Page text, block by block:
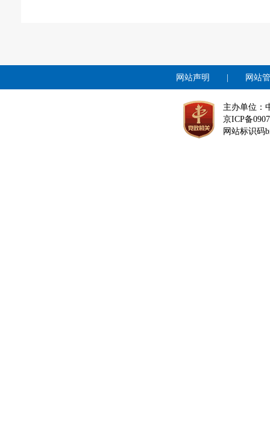
网站声明 网站
主办单位：
京ICP备
网站标识码